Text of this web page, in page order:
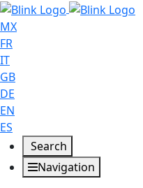
MX
FR
IT
GB
DE
EN
ES
Search
Navigation